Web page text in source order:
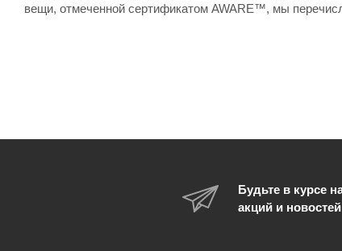
вещи, отмеченной сертификатом AWARE™, мы
Будьте в курсе
акций и новостей